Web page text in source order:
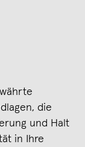
die
und Halt
in Ihre